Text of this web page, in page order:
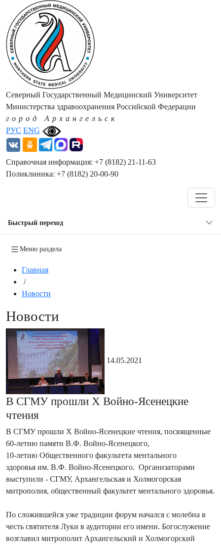
РУС ENG
Северный Государственный Медицинский Университет
Министерства здравоохранения Российской Федерации
город Архангельск
Справочная информация: +7 (8182) 21-11-63
Поликлиника: +7 (8182) 20-00-90
Быстрый переход
Меню раздела
Главная
/
Новости
Новости
14.05.2021
В СГМУ прошли Х Войно-Ясенецкие
чтения
В СГМУ прошли Х Войно-Ясенецкие чтения, посвященные
60-летию памяти В.Ф. Войно-Ясенецкого,
10-летию Общественного факультета ментального
здоровья им. В.Ф. Войно-Ясенецкого. Организаторами
выступили - СГМУ, Архангельская и Холмогорская
митрополия, общественный факультет ментального здоровья.
По сложившейся уже традиции форум начался с молебна в
честь святителя Луки в аудитории его имени. Богослужение
возглавил митрополит Архангельский и Холмогорский